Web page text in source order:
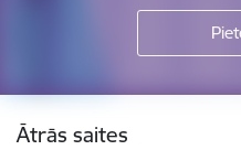
Kājene
Ātrās saites